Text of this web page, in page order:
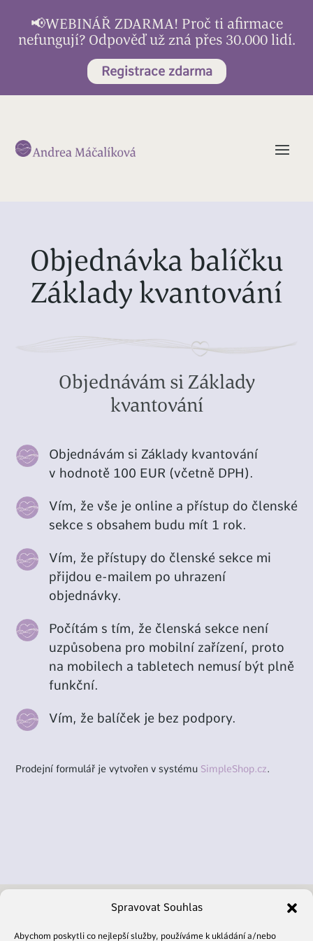
Spravovat Souhlas
Abychom poskytli co nejlepší služby, používáme k ukládání a/nebo
📢WEBINÁŘ ZDARMA! Proč ti afirmace
nefungují? Odpověď už zná přes 30.000 lidí.
Registrace zdarma
Objednávka balíčku
Základy kvantování
Objednávám si Základy
kvantování
Objednávám si Základy kvantování
v hodnotě 100 EUR (včetně DPH).
Vím, že vše je online a přístup do členské
sekce s obsahem budu mít 1 rok.
Vím, že přístupy do členské sekce mi
přijdou e-mailem po uhrazení
objednávky.
Počítám s tím, že členská sekce není
uzpůsobena pro mobilní zařízení, proto
na mobilech a tabletech nemusí být plně
funkční.
Vím, že balíček je bez podpory.
Prodejní formulář je vytvořen v systému SimpleShop.cz.
© 2024 Andrea Máčalíková